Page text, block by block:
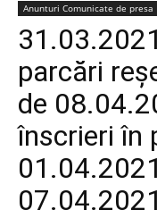
Anunturi Comunicate de presa
parcări
de
înscrieri în